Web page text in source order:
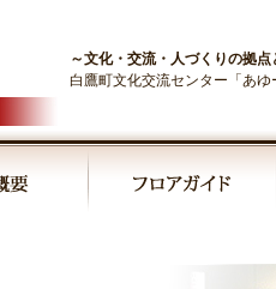
～文化・交流・人づくりの拠点
白鷹町文化交流センター「あ